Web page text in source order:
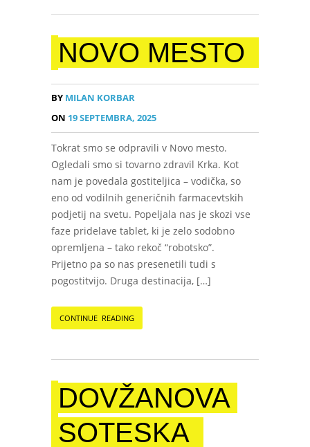
NOVO MESTO
BY MILAN KORBAR
ON 19 SEPTEMBRA, 2025
Tokrat smo se odpravili v Novo mesto.
Ogledali smo si tovarno zdravil Krka. Kot
nam je povedala gostiteljica – vodička, so
eno od vodilnih generičnih farmacevtskih
podjetij na svetu. Popeljala nas je skozi vse
faze pridelave tablet, ki je zelo sodobno
opremljena – tako rekoč “robotsko”.
Prijetno pa so nas presenetili tudi s
pogostitvijo. Druga destinacija, […]
CONTINUE READING
DOVŽANOVA
SOTESKA